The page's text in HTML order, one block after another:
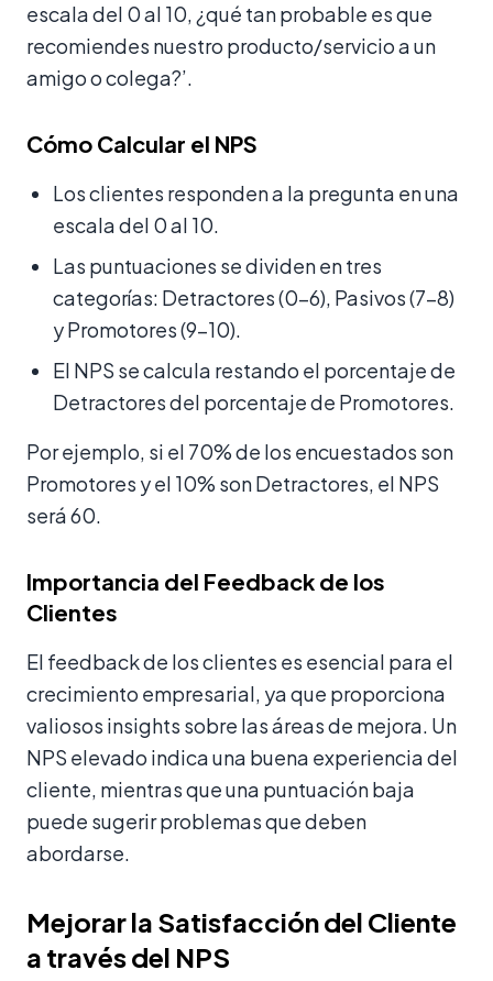
escala del 0 al 10, ¿qué tan probable es que
recomiendes nuestro producto/servicio a un
amigo o colega?’.
Cómo Calcular el NPS
Los clientes responden a la pregunta en una
escala del 0 al 10.
Las puntuaciones se dividen en tres
categorías: Detractores (0-6), Pasivos (7-8)
y Promotores (9-10).
El NPS se calcula restando el porcentaje de
Detractores del porcentaje de Promotores.
Por ejemplo, si el 70% de los encuestados son
Promotores y el 10% son Detractores, el NPS
será 60.
Importancia del Feedback de los
Clientes
El feedback de los clientes es esencial para el
crecimiento empresarial, ya que proporciona
valiosos insights sobre las áreas de mejora. Un
NPS elevado indica una buena experiencia del
cliente, mientras que una puntuación baja
puede sugerir problemas que deben
abordarse.
Mejorar la Satisfacción del Cliente
a través del NPS